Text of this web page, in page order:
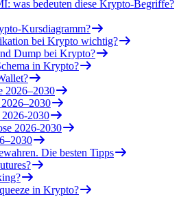
was bedeuten diese Krypto-Begriffe?
Kursdiagramm?
bei Krypto wichtig?
Dump bei Krypto?
in Krypto?
2026–2030
2030
2026-2030
Die besten Tipps
in Krypto?